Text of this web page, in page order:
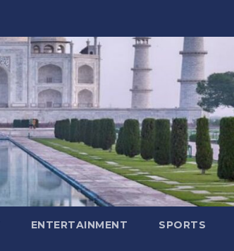
ENTERTAINMENT SPORTS